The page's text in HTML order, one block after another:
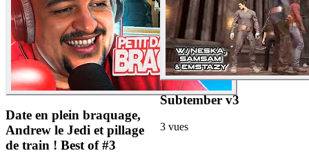
Date en plein braquage,
Andrew le Jedi et pillage
de train ! Best of #3
Subtember v3
3 vues